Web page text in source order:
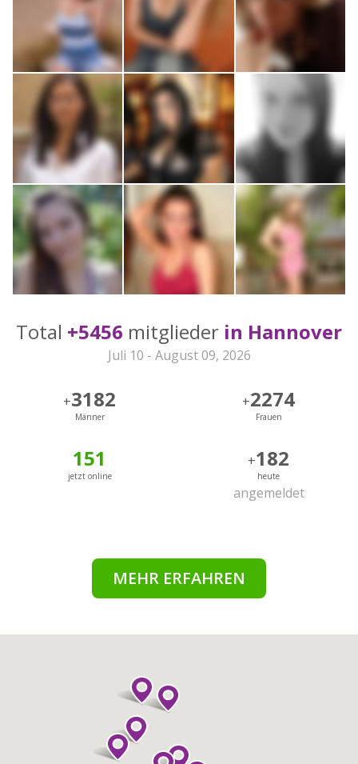
Total +5456 mitglieder in Hannover
Juli 10 - August 09, 2026
+3182
Männer
+2274
Frauen
151
jetzt online
+182
heute
angemeldet
MEHR ERFAHREN